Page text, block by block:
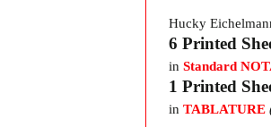
Hucky
6 Printed
in Standard
1 Printed
in TABLATURE